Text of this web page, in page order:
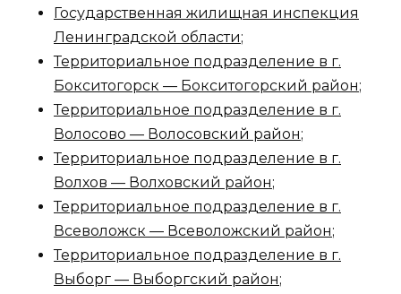
Государственная жилищная инспекция
Ленинградской области;
Территориальное подразделение в г.
Бокситогорск — Бокситогорский район;
Территориальное подразделение в г.
Волосово — Волосовский район;
Территориальное подразделение в г.
Волхов — Волховский район;
Территориальное подразделение в г.
Всеволожск — Всеволожский район;
Территориальное подразделение в г.
Выборг — Выборгский район;